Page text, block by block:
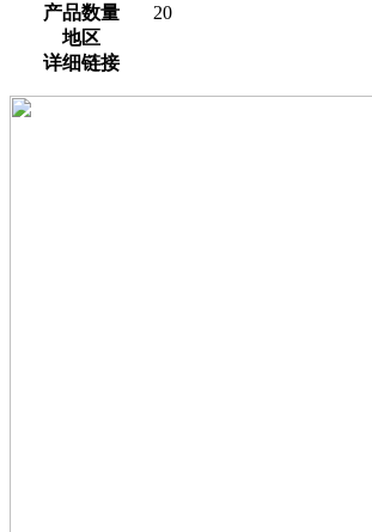
产品数量
20
地区
详细链接